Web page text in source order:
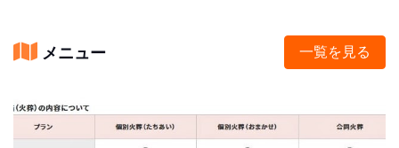
メニュー 一覧を見る